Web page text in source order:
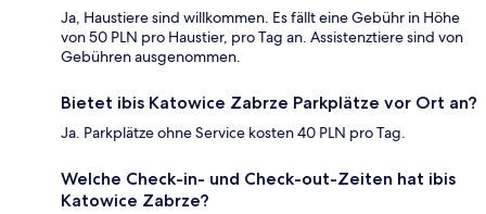
Ja, Haustiere sind willkommen. Es fällt eine Gebühr in Höhe
von 50 PLN pro Haustier, pro Tag an. Assistenztiere sind von
Gebühren ausgenommen.
Bietet ibis Katowice Zabrze Parkplätze vor Ort an?
Ja. Parkplätze ohne Service kosten 40 PLN pro Tag.
Welche Check-in- und Check-out-Zeiten hat ibis
Katowice Zabrze?